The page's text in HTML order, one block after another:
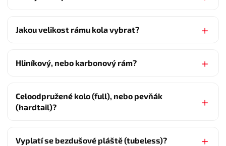
Jakou velikost rámu kola vybrat?
Hliníkový, nebo karbonový rám?
Celoodpružené kolo (full), nebo pevňák
(hardtail)?
Vyplatí se bezdušové pláště (tubeless)?